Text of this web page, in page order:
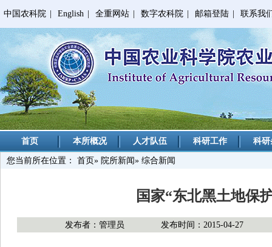
中国农科院 English 全重网站 数字农科院 邮箱登陆 联系我
首页 本所概况 人才队伍 科研工作 科
您当前所在位置： 首页» 院所新闻» 综合新闻
国家“东北黑土地保
发布者：管理员 发布时间：2015-04-27